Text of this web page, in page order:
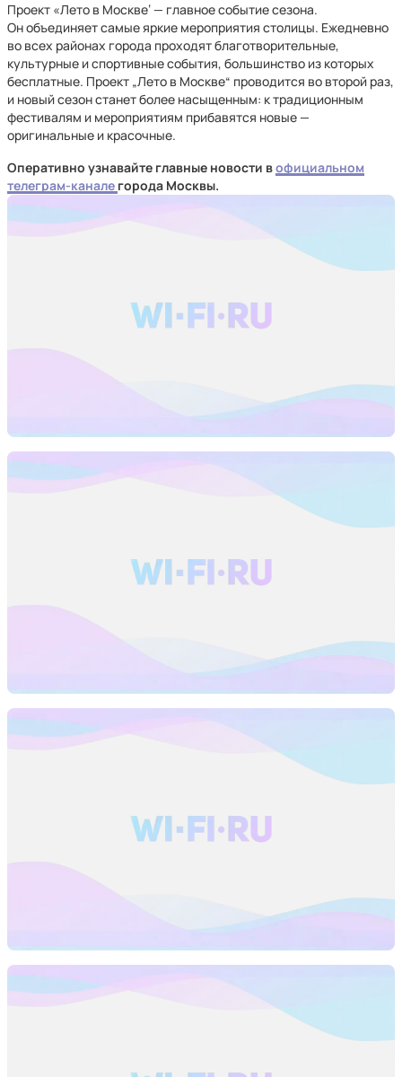
Проект «Лето в Москве‘ — главное событие сезона.
Он объединяет самые яркие мероприятия столицы. Ежедневно
во всех районах города проходят благотворительные,
культурные и спортивные события, большинство из которых
бесплатные. Проект „Лето в Москве“ проводится во второй раз,
и новый сезон станет более насыщенным: к традиционным
фестивалям и мероприятиям прибавятся новые —
оригинальные и красочные.
Оперативно узнавайте главные новости вофициальном
телеграм-канале города Москвы.